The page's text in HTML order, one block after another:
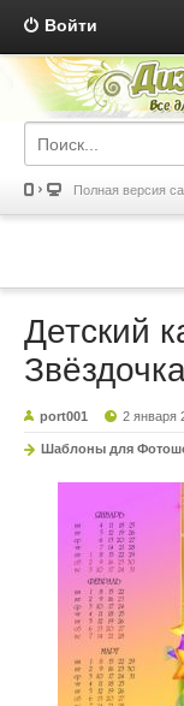
Войти
Полная версия
Детский
port001 2 января
Шаблоны для